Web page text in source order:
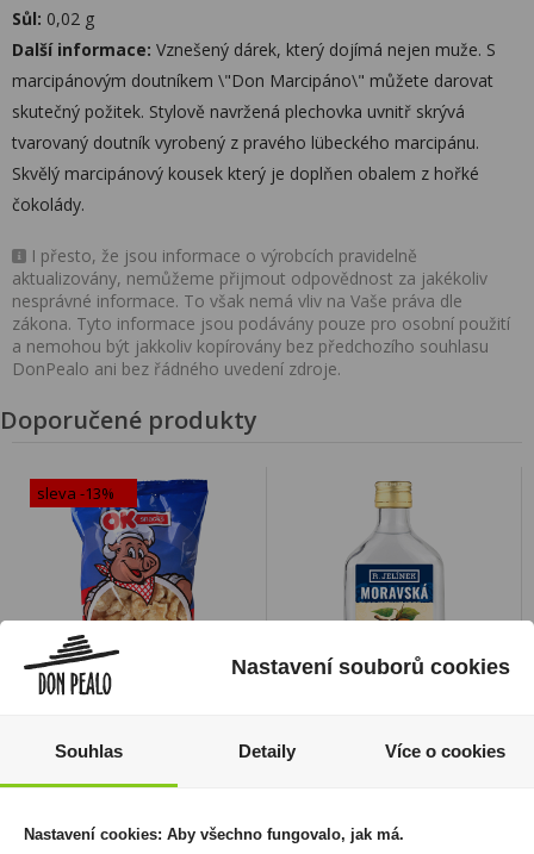
Sůl: 0,02 g
Další informace: Vznešený dárek, který dojímá nejen muže. S
marcipánovým doutníkem \"Don Marcipáno\" můžete darovat
skutečný požitek. Stylově navržená plechovka uvnitř skrývá
tvarovaný doutník vyrobený z pravého lübeckého marcipánu.
Skvělý marcipánový kousek který je doplňen obalem z hořké
čokolády.
I přesto, že jsou informace o výrobcích pravidelně
aktualizovány, nemůžeme přijmout odpovědnost za jakékoliv
nesprávné informace. To však nemá vliv na Vaše práva dle
zákona. Tyto informace jsou podávány pouze pro osobní použití
a nemohou být jakkoliv kopírovány bez předchozího souhlasu
DonPealo ani bez řádného uvedení zdroje.
Doporučené produkty
sleva -13%
OK Snack
45 Kč39 Kč
Cena za:
1 ks
Skladem:více než 500 ks
30% R.Jelínek
Cena za:
Skladem: 100 - 500 ks
Nastavení souborů cookies
Souhlas Detaily Více o cookies
Nastavení cookies: Aby všechno fungovalo, jak má.